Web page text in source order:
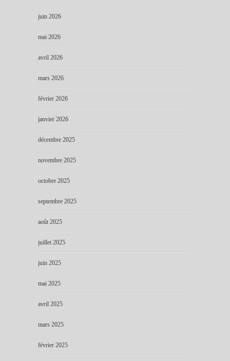
juin 2026
mai 2026
avril 2026
mars 2026
février 2026
janvier 2026
décembre 2025
novembre 2025
octobre 2025
septembre 2025
août 2025
juillet 2025
juin 2025
mai 2025
avril 2025
mars 2025
février 2025